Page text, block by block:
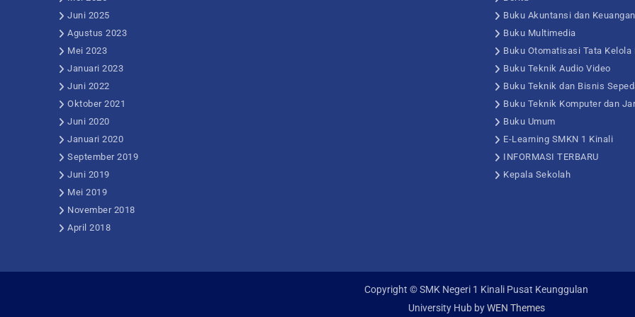
Juni 2025
Agustus 2023
Mei 2023
Januari 2023
Juni 2022
Oktober 2021
Juni 2020
Januari 2020
September 2019
Juni 2019
Mei 2019
November 2018
April 2018
Buku Akuntansi dan
Buku Multimedia
Buku Otomatisasi Tata Kelola
Buku Teknik Audio Video
Buku Teknik dan Bisnis
Buku Teknik Komputer dan
Buku Umum
E-Learning SMKN 1 Kinali
INFORMASI TERBARU
Kepala Sekolah
Copyright © SMK Negeri 1 Kinali Pusat Keunggulan
University Hub byWEN Themes